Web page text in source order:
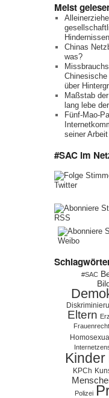
Meist
Hindernissen
Chinas
was?
über
Maßstab
lang lebe
Fünf-Mao-
seiner Arbeit
#SAC im
#SAC
Eltern
Kinder
KPCh
Polizei